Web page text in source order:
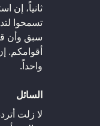
ثانياً، إن
تسمحوا
سبق وأن
أقوامكم.
واحداً.
السائل
لا زلت